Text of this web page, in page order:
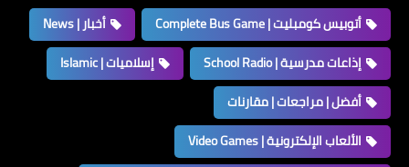
أتوبيس كومبليت | Complete Bus Game
أخبار | News
إذاعات مدرسية | School Radio
إسلاميات | Islamic
أفضل | مراجعات | مقارنات
الألعاب الإلكترونية | Video Games